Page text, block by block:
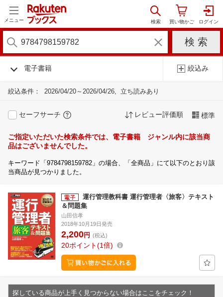
メニュー
電子書籍 絞込み
絞込条件： 2026/04/20～2026/04/26 立ち読みあり
セーフサーチ レビュー評価順 標準
ご指定いただいた検索条件では、電子書籍 ジャンル内に該当商
品はございませんでした。
キーワード「9784798159782」の場合、「全商品」にて以下のとおり該
当商品が見つかりました。
運行管理教科書 運行管理者〈旅客〉テキスト
＆問題集
山田信孝
2018年10月19日発売
2,200円 (税込)
20ポイント 1倍
探している商品が上手く見つからない場合はここをチェック！